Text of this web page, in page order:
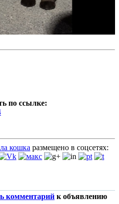
по ссылке:
кошка размещено в соцсетях:
комментарий к объявлению